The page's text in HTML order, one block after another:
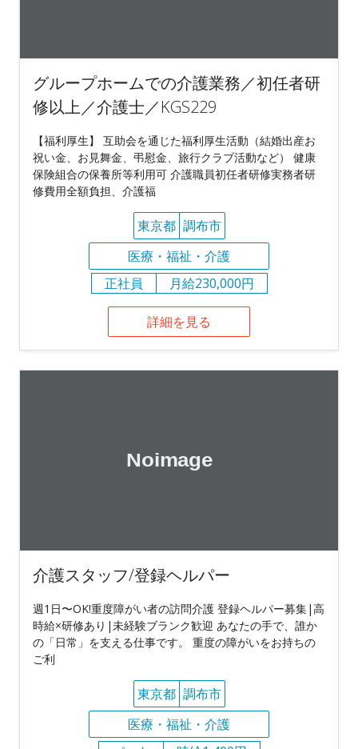
グループホームでの介護業務／初任者研
修以上／介護士／KGS229
【福利厚生】 互助会を通じた福利厚生活動（結婚出産お
祝い金、お見舞金、弔慰金、旅行クラブ活動など） 健康
保険組合の保養所等利用可 介護職員初任者研修実務者研
修費用全額負担、介護福
東京都 調布市
医療・福祉・介護
正社員
月給230,000円
詳細を見る
介護スタッフ/登録ヘルパー
週1日〜OK!重度障がい者の訪問介護 登録ヘルパー募集|高
時給×研修あり|未経験ブランク歓迎 あなたの手で、誰か
の「日常」を支える仕事です。 重度の障がいをお持ちの
ご利
東京都 調布市
医療・福祉・介護